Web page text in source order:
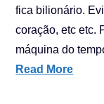
fica bilionário.
coração, etc etc.
máquina do
Read More